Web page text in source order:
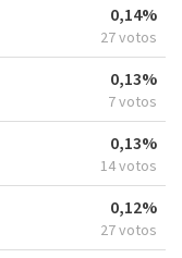
0,14%
27 votos
0,13%
7 votos
0,13%
14 votos
0,12%
27 votos